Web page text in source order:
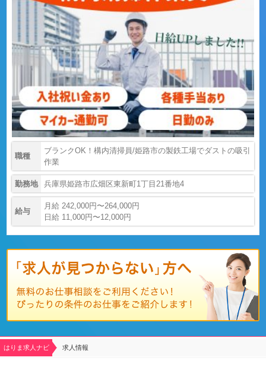
職種
ブランクOK！構内清掃員/姫路市の製鉄工場でダストの吸引
作業
勤務地 兵庫県姫路市広畑区東新町1丁目21番地4
給与
月給 242,000円〜264,000円
日給 11,000円〜12,000円
はりま求人ナビ 求人情報